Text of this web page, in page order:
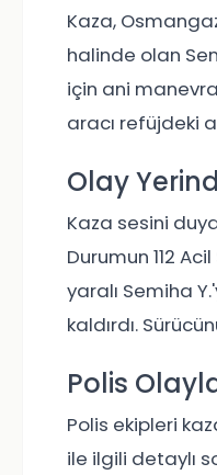
Kaza,
halinde olan
için ani
aracı refüjdeki
Olay
Kaza sesini
Durumun 112
yaralı Semiha
kaldırdı.
Polis
Polis ekipleri
ile ilgili detaylı